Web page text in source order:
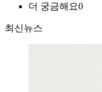
더 궁금해요0
최신뉴스